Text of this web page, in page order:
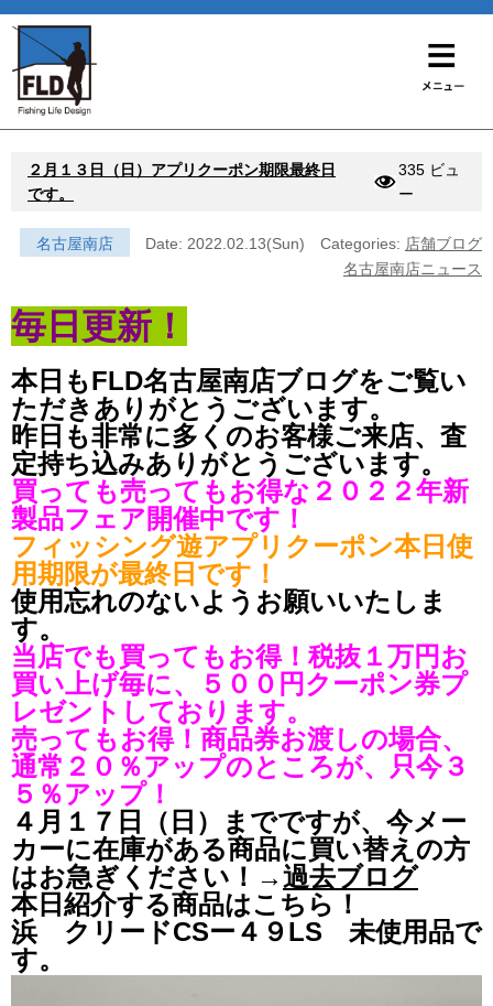
２月１３日（日）アプリクーポン期限最終日
です。
335 ビュ
ー
名古屋南店 Date: 2022.02.13(Sun) Categories: 店舗ブログ
名古屋南店ニュース
毎日更新！
本日もFLD名古屋南店ブログをご覧い
ただきありがとうございます。
昨日も非常に多くのお客様ご来店、査
定持ち込みありがとうございます。
買っても売ってもお得な２０２２年新
製品フェア開催中です！
フィッシング遊アプリクーポン本日使
用期限が最終日です！
使用忘れのないようお願いいたしま
す。
当店でも買ってもお得！税抜１万円お
買い上げ毎に、５００円クーポン券プ
レゼントしております。
売ってもお得！商品券お渡しの場合、
通常２０％アップのところが、只今３
５％アップ！
４月１７日（日）までですが、今メー
カーに在庫がある商品に買い替えの方
はお急ぎください！→過去ブログ
本日紹介する商品はこちら！
浜 クリードCSー４９LS 未使用品で
す。